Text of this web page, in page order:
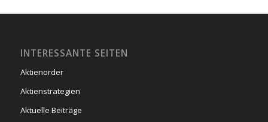
INTERESSANTE SEITEN
Aktienorder
Aktienstrategien
Aktuelle Beiträge